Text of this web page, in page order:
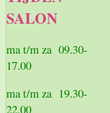
SALON
ma t/m za 09.30-
17.00
ma t/m za 19.30-
22.00